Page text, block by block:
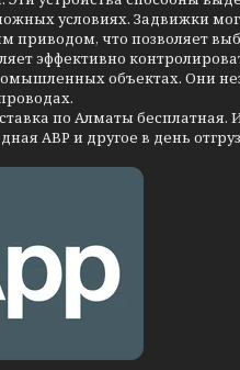
условиях. Задвижки
приводом, что позволяет
эффективно
объектах. Они
по Алматы бесплатная.
АВР и другое в день